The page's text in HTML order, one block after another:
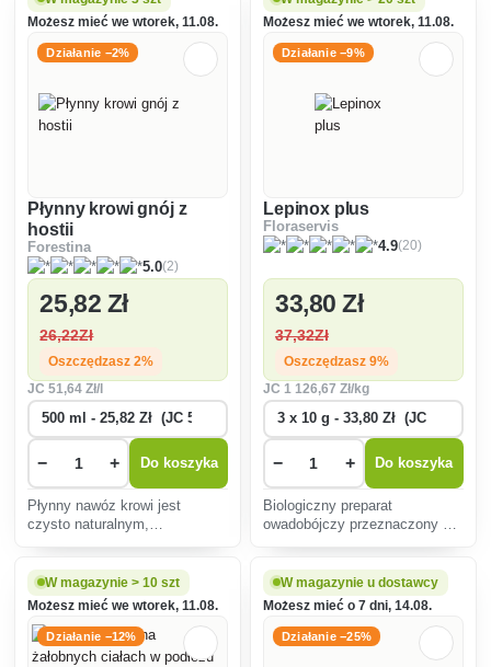
kwiatów ogrodowych.
Możesz mieć we wtorek, 11.08.
Działanie −2%
Płynny krowi gnój z
hostii
Forestina
5.0(2)
25,82 Zł
26,22Zł
Oszczędzasz 2%
JC51 ,64 Zł/l
− + Do koszyka
Płynny nawóz krowi jest
czysto naturalnym,
całym ogrodzie do kwiatów i
roślin ozdobnych, ale przede
wszystkim do zdrowego
odżywiania owoców i
Możesz mieć we wtorek, 11.08.
Działanie −9%
Lepinox plus
Floraservis
4.9(20)
33,80 Zł
37,32Zł
Oszczędzasz 9%
JC 1 126,67 Zł/kg
− + Do koszyka
Biologiczny preparat
owadobójczy przeznaczony do
atakujących drzewa owocowe i
ozdobne, winorośl, uprawy
polowe, warzywa, truskawki i
bukszpan.
W magazynie > 10 szt
Możesz mieć we wtorek, 11.08.
Działanie −12%
W magazynie u dostawcy
Możesz mieć o 7 dni, 14.08.
Działanie −25%